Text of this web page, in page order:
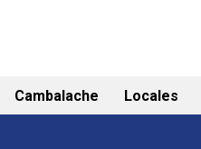
Cambalache Locales